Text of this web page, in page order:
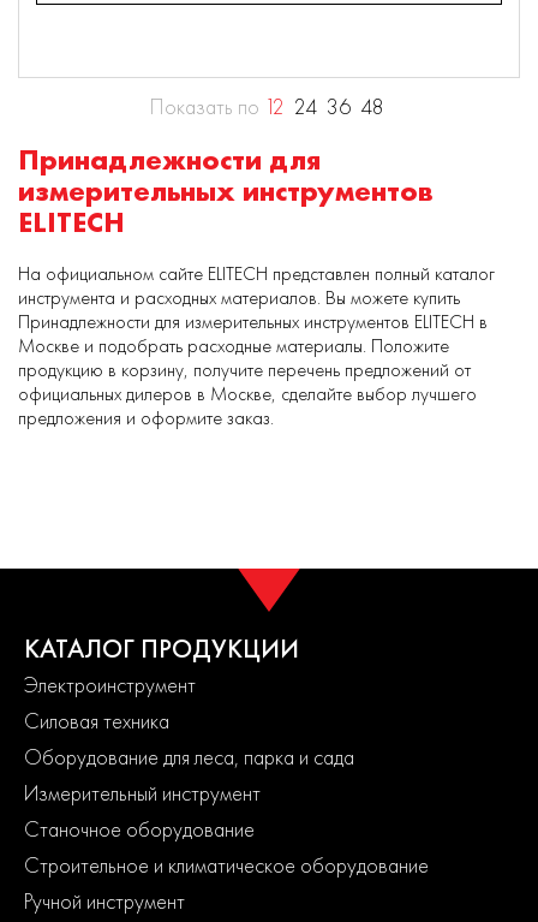
Показать по 12 24 36 48
Принадлежности для
измерительных инструментов
ELITECH
На официальном сайте ELITECH представлен полный каталог
инструмента и расходных материалов. Вы можете купить
Принадлежности для измерительных инструментов ELITECH в
Москве и подобрать расходные материалы. Положите
продукцию в корзину, получите перечень предложений от
официальных дилеров в Москве, сделайте выбор лучшего
предложения и оформите заказ.
КАТАЛОГ ПРОДУКЦИИ
Электроинструмент
Силовая техника
Оборудование для леса, парка и сада
Измерительный инструмент
Станочное оборудование
Строительное и климатическое оборудование
Ручной инструмент